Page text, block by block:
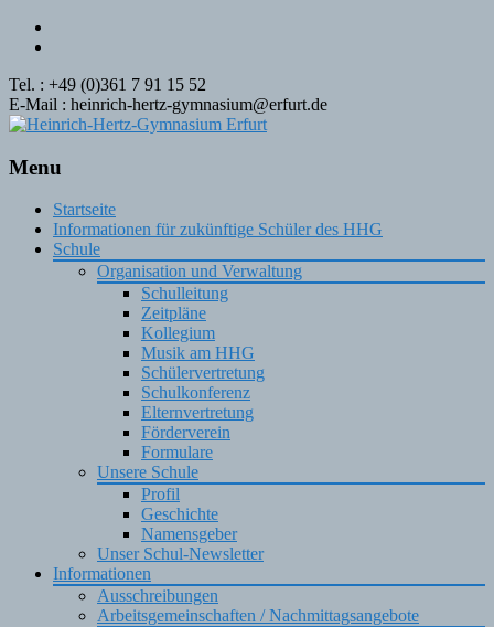
Tel. : +49 (0)361 7 91 15 52
E-Mail : heinrich-hertz-gymnasium@erfurt.de
Menu
Skip
content
Startseite
Informationen für zukünftige Schüler des HHG
Schule
Organisation und Verwaltung
Schulleitung
Zeitpläne
Kollegium
Musik am HHG
Schülervertretung
Schulkonferenz
Elternvertretung
Förderverein
Formulare
Unsere Schule
Profil
Geschichte
Namensgeber
Unser Schul-Newsletter
Informationen
Ausschreibungen
Arbeitsgemeinschaften / Nachmittagsangebote